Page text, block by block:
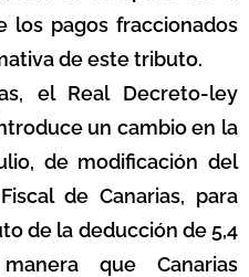
los pagos fraccionados
de este tributo.
el Real Decreto-ley
un cambio en la
de modificación del
de Canarias, para
de la deducción de 5,4
que Canarias